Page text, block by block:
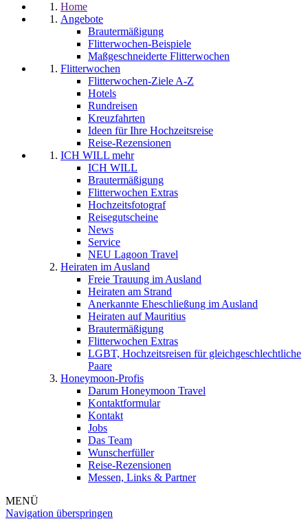
Home
Angebote
Brautermäßigung
Flitterwochen-Beispiele
Maßgeschneiderte Flitterwochen
Flitterwochen
Flitterwochen-Ziele A-Z
Hotels
Rundreisen
Kreuzfahrten
Ideen für Ihre Hochzeitsreise
Reise-Rezensionen
ICH WILL mehr
ICH WILL
Brautermäßigung
Flitterwochen Extras
Hochzeitsfotograf
Reisegutscheine
News
Service
NEU Lagoon Travel
Heiraten im Ausland
Freie Trauung im Ausland
Heiraten am Strand
Anerkannte Eheschließung im Ausland
Heiraten auf Mauritius
Brautermäßigung
Flitterwochen Extras
LGBT, Hochzeitsreisen für gleichgeschlechtliche
Paare
Honeymoon-Profis
Darum Honeymoon Travel
Kontaktformular
Kontakt
Jobs
Das Team
Wunscherfüller
Reise-Rezensionen
Messen, Links & Partner
MENÜ
Navigation überspringen